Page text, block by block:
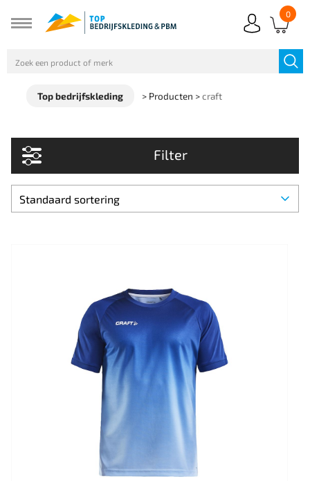
0
Top bedrijfskleding > Producten >craft
Filter